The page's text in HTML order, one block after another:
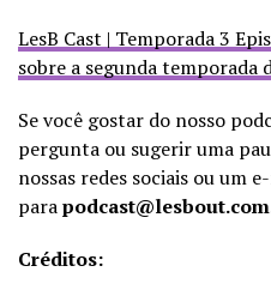
LesB Cast | Temporada 3
sobre a segunda temporada
Se você gostar do nosso
pergunta ou sugerir uma
nossas redes sociais ou um
para
Créditos: